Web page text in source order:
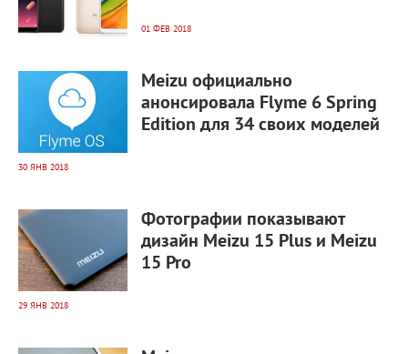
01 ФЕВ 2018
Meizu официально
анонсировала Flyme 6 Spring
Edition для 34 своих моделей
30 ЯНВ 2018
Фотографии показывают
дизайн Meizu 15 Plus и Meizu
15 Pro
29 ЯНВ 2018